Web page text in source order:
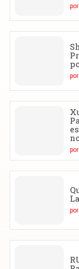
por
por
por
por